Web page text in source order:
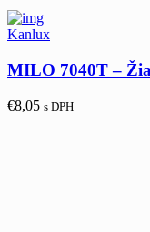
Kanlux
MILO 7040T –
€8,05 s DPH